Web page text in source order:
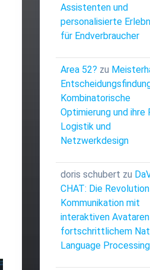
Assistenten und
personalisierte
für Endverbraucher
Area 52? zu
Kombinatorische
Optimierung und ihre
Logistik und
Netzwerkdesign
doris schubert zu
CHAT: Die
Kommunikation mit
interaktiven
fortschrittlichem
Language Processing